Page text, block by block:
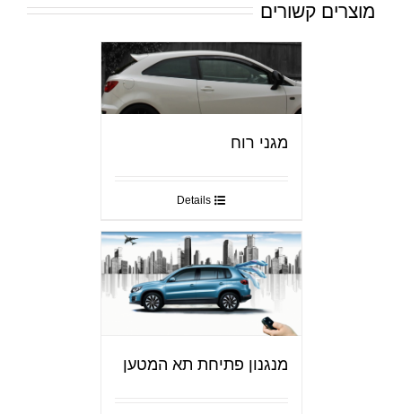
מוצרים קשורים
מגני רוח
Details
מנגנון פתיחת תא המטען